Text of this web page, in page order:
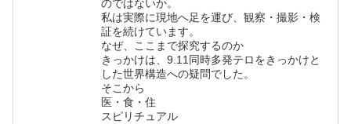
のではないか。
私は実際に現地へ足を運び、観察・撮影・検
証を続けています。
なぜ、ここまで探究するのか
きっかけは、9.11同時多発テロをきっかけと
した世界構造への疑問でした。
そこから
医・食・住
スピリチュアル